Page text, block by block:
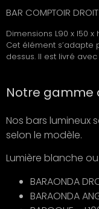
BAR COMPTOIR DROIT
Dimensions L90 x l50 x
Cet élément
dessus. Il est livré
Notre gamme
Nos bars lumineux
selon le modèle.
Lumière blanche
BARAONDA
BARAONDA